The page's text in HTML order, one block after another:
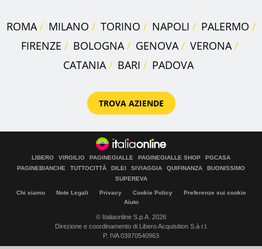
ROMA MILANO TORINO NAPOLI
PALERMO
FIRENZE
BOLOGNA GENOVA
VERONA
CATANIA
BARI PADOVA
TROVA AZIENDE
LIBERO VIRGILIO PAGINEGIALLE PAGINEGIALLE SHOP
PGCASA
PAGINEBIANCHE
TUTTOCITTÀ DILEI SIVIAGGIA QUIFINANZA
BUONISSIMO
SUPEREVA
Chi siamo Note Legali Privacy Cookie Policy
Preferenze sui cookie
Aiuto
© Italiaonline S.p.A. 2026
Direzione e coordinamento di Libero Acquisition S.á r.l.
P. IVA 03970540963